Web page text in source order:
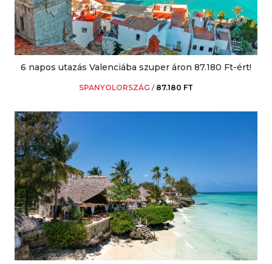
6 napos utazás Valenciába szuper áron 87.180 Ft-ért!
SPANYOLORSZÁG / 87.180 FT